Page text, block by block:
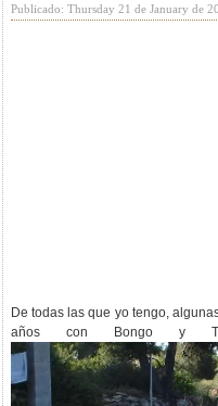
Publicado: Thursday 21 de January de
De todas las que yo tengo,
años con Bongo y